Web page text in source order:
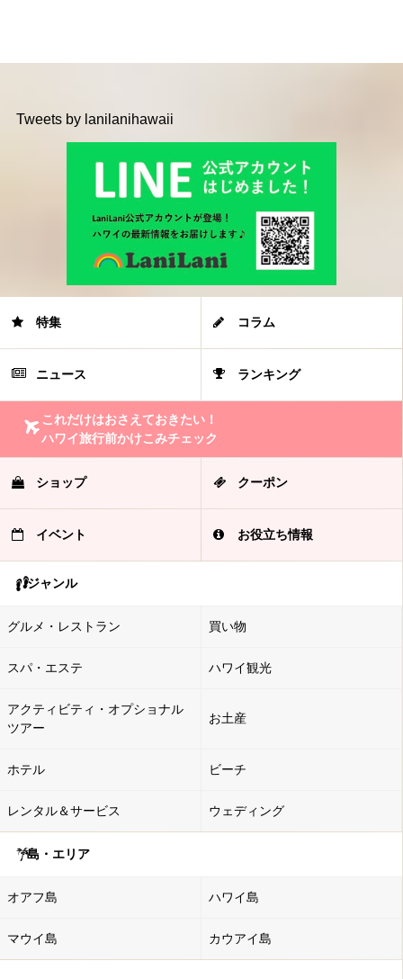
Tweets by lanilanihawaii
特集 コラム
ニュース ランキング
これだけはおさえておきたい！
ハワイ旅行前かけこみチェック
ショップ クーポン
イベント お役立ち情報
ジャンル
グルメ・レストラン 買い物
スパ・エステ ハワイ観光
アクティビティ・オプショナル
ツアー
お土産
ホテル ビーチ
レンタル＆サービス ウェディング
島・エリア
オアフ島 ハワイ島
マウイ島 カウアイ島